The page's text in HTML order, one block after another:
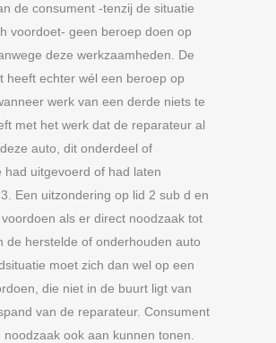
de consument -tenzij de situatie
voordoet- geen beroep doen op
deze werkzaamheden. De
heeft echter wél een beroep op
werk van een derde niets te
met het werk dat de reparateur al
auto, dit onderdeel of
had uitgevoerd of had laten
Een uitzondering op lid 2 sub d en
als er direct noodzaak tot
de herstelde of onderhouden auto
moet zich dan wel op een
die niet in de buurt ligt van
van de reparateur. Consument
noodzaak ook aan kunnen tonen.